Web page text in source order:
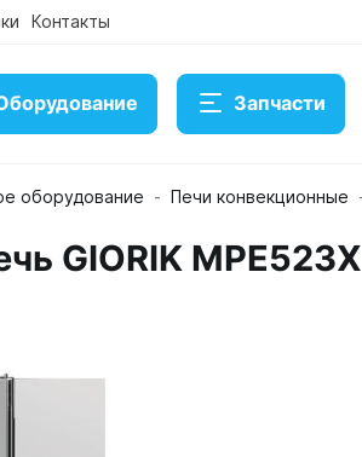
Контакты
Запчасти
оборудование Печи конвекционные
GIORIK MPE523X